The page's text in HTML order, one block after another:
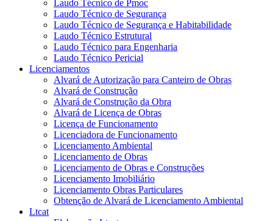
Laudo Técnico de Pmoc
Laudo Técnico de Segurança
Laudo Técnico de Segurança e Habitabilidade
Laudo Técnico Estrutural
Laudo Técnico para Engenharia
Laudo Técnico Pericial
Licenciamentos
Alvará de Autorização para Canteiro de Obras
Alvará de Construção
Alvará de Construção da Obra
Alvará de Licença de Obras
Licença de Funcionamento
Licenciadora de Funcionamento
Licenciamento Ambiental
Licenciamento de Obras
Licenciamento de Obras e Construções
Licenciamento Imobiliário
Licenciamento Obras Particulares
Obtenção de Alvará de Licenciamento Ambiental
Ltcat